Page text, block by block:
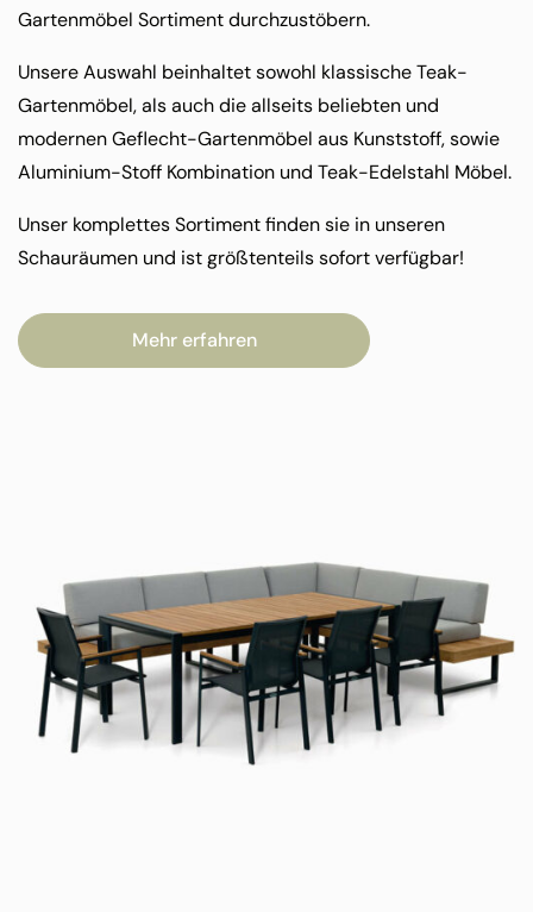
Gartenmöbel Sortiment durchzustöbern.
Unsere Auswahl beinhaltet sowohl klassische Teak-
Gartenmöbel, als auch die allseits beliebten und
modernen Geflecht-Gartenmöbel aus Kunststoff, sowie
Aluminium-Stoff Kombination und Teak-Edelstahl Möbel.
Unser komplettes Sortiment finden sie in unseren
Schauräumen und ist größtenteils sofort verfügbar!
Mehr erfahren